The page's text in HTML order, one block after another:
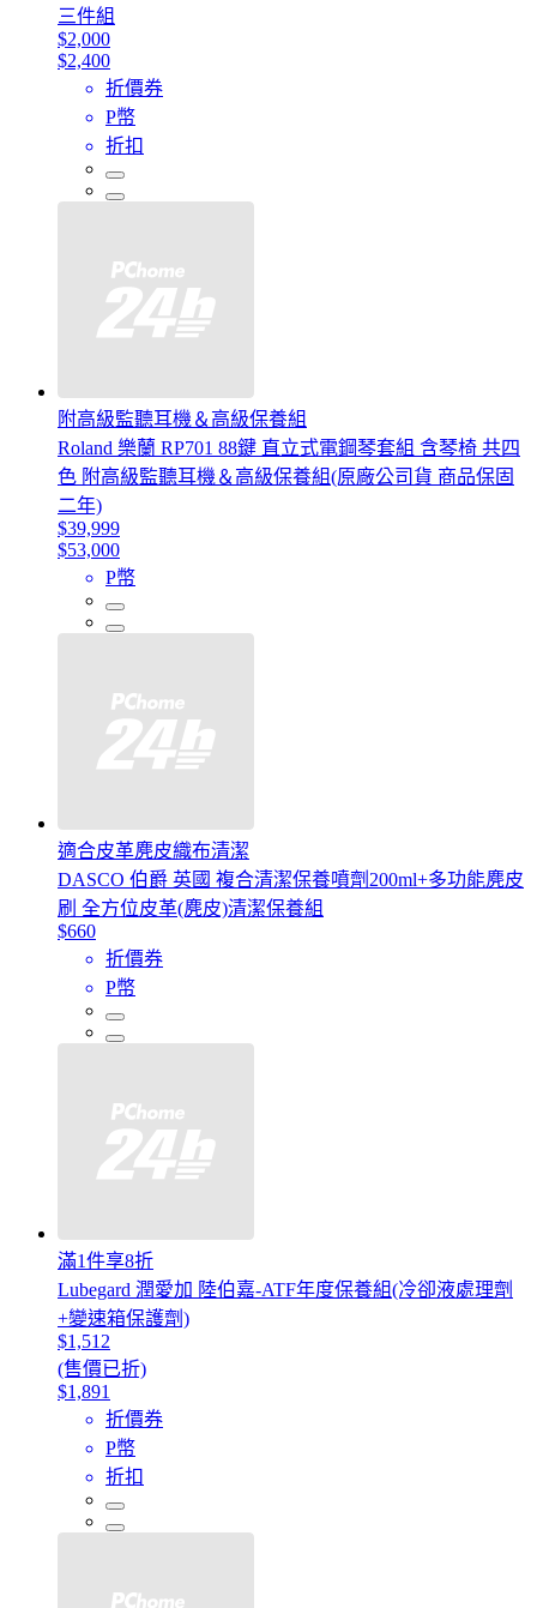
三件組
$2,000
$2,400
折價券
P幣
折扣
附高級監聽耳機＆高級保養組
Roland 樂蘭 RP701 88鍵 直立式電鋼琴套組 含琴椅 共四
色 附高級監聽耳機＆高級保養組(原廠公司貨 商品保固
二年)
$39,999
$53,000
P幣
適合皮革麂皮織布清潔
DASCO 伯爵 英國 複合清潔保養噴劑200ml+多功能麂皮
刷 全方位皮革(麂皮)清潔保養組
$660
折價券
P幣
滿1件享8折
Lubegard 潤愛加 陸伯嘉-ATF年度保養組(冷卻液處理劑
+變速箱保護劑)
$1,512
(售價已折)
$1,891
折價券
P幣
折扣